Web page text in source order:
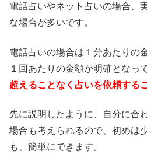
電話占いやネット占いの場合、
な場合が多いです。
電話占いの場合は１分あたりの
１回あたりの金額が明確となっ
超えることなく占いを依頼する
先に説明したように、自分に合
場合も考えられるので、初めは
も、簡単にできます。